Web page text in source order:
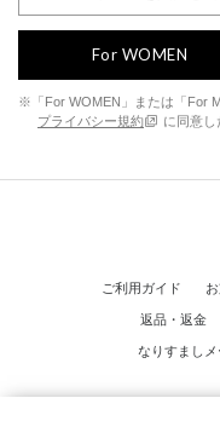
For WOMEN
※「For WOMEN」または「For
プライバシー規約
に同意し
ご利用ガイド
返品・返金
なりすまし